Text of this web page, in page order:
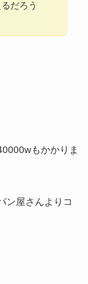
だろう
もかかりま
ン屋さんよりコ